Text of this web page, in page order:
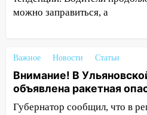
10:00
В
застрял в тепловозе
09:44 Ульяновские
юному велосипедисту
Чернышевского
можно заправиться, а
Важное Новости Статьи
Внимание! В
объявлена ракетная
Губернатор сообщил, что в